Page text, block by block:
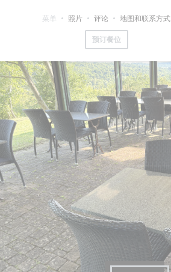
LA JUMENT VERTE
菜单 照片 评论 地图和联系方式
预订餐位